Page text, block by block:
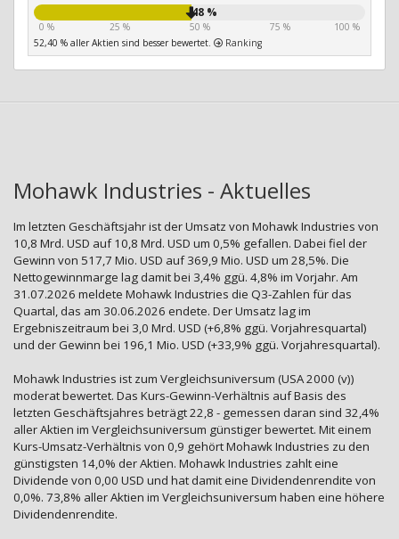
48 %
0 % 25 % 50 % 75 %
100 %
52,40 % aller Aktien sind besser bewertet.
Ranking
Mohawk Industries - Aktuelles
Im letzten Geschäftsjahr ist der Umsatz von Mohawk Industries von
10,8 Mrd. USD auf 10,8 Mrd. USD um 0,5% gefallen. Dabei fiel der
Gewinn von 517,7 Mio. USD auf 369,9 Mio. USD um 28,5%. Die
Nettogewinnmarge lag damit bei 3,4% ggü. 4,8% im Vorjahr. Am
31.07.2026 meldete Mohawk Industries die Q3-Zahlen für das
Quartal, das am 30.06.2026 endete. Der Umsatz lag im
Ergebniszeitraum bei 3,0 Mrd. USD (+6,8% ggü. Vorjahresquartal)
und der Gewinn bei 196,1 Mio. USD (+33,9% ggü. Vorjahresquartal).
Mohawk Industries ist zum Vergleichsuniversum (USA 2000 (v))
moderat bewertet. Das Kurs-Gewinn-Verhältnis auf Basis des
letzten Geschäftsjahres beträgt 22,8 - gemessen daran sind 32,4%
aller Aktien im Vergleichsuniversum günstiger bewertet. Mit einem
Kurs-Umsatz-Verhältnis von 0,9 gehört Mohawk Industries zu den
günstigsten 14,0% der Aktien. Mohawk Industries zahlt eine
Dividende von 0,00 USD und hat damit eine Dividendenrendite von
0,0%. 73,8% aller Aktien im Vergleichsuniversum haben eine höhere
Dividendenrendite.